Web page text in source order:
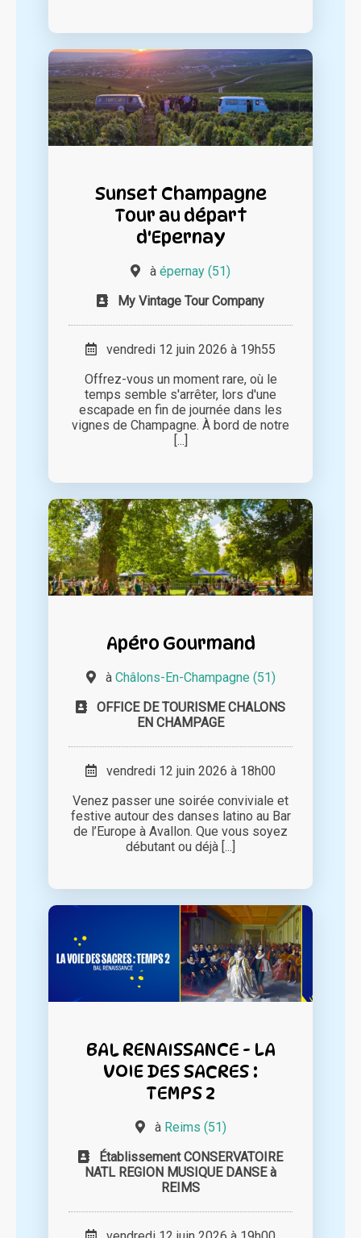
Sunset Champagne
Tour au départ
d'Epernay
à épernay (51)
My Vintage Tour Company
vendredi 12 juin 2026 à 19h55
Offrez-vous un moment rare, où le
temps semble s'arrêter, lors d'une
escapade en fin de journée dans les
vignes de Champagne. À bord de notre
[...]
Apéro Gourmand
à Châlons-En-Champagne (51)
OFFICE DE TOURISME CHALONS
EN CHAMPAGE
vendredi 12 juin 2026 à 18h00
Venez passer une soirée conviviale et
festive autour des danses latino au Bar
de l’Europe à Avallon. Que vous soyez
débutant ou déjà [...]
BAL RENAISSANCE - LA
VOIE DES SACRES :
TEMPS 2
à Reims (51)
Établissement CONSERVATOIRE
NATL REGION MUSIQUE DANSE à
REIMS